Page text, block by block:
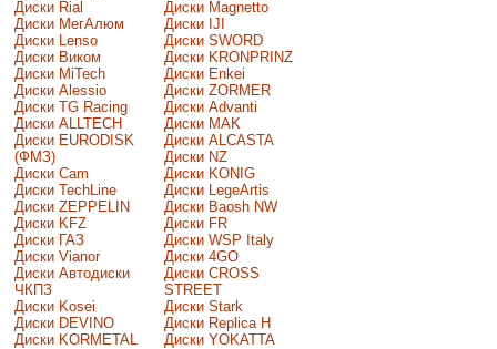
Диски Rial
Диски МегАлюм
Диски Lenso
Диски Виком
Диски MiTech
Диски Alessio
Диски TG Racing
Диски ALLTECH
Диски EURODISK
(ФМЗ)
Диски Cam
Диски TechLine
Диски ZEPPELIN
Диски KFZ
Диски ГАЗ
Диски Vianor
Диски Автодиски
ЧКПЗ
Диски Kosei
Диски DEVINO
Диски KORMETAL
Диски Magnetto
Диски IJI
Диски SWORD
Диски KRONPRINZ
Диски Enkei
Диски ZORMER
Диски Advanti
Диски MAK
Диски ALCASTA
Диски NZ
Диски KONIG
Диски LegeArtis
Диски Baosh NW
Диски FR
Диски WSP Italy
Диски 4GO
Диски CROSS
STREET
Диски Stark
Диски Replica H
Диски YOKATTA